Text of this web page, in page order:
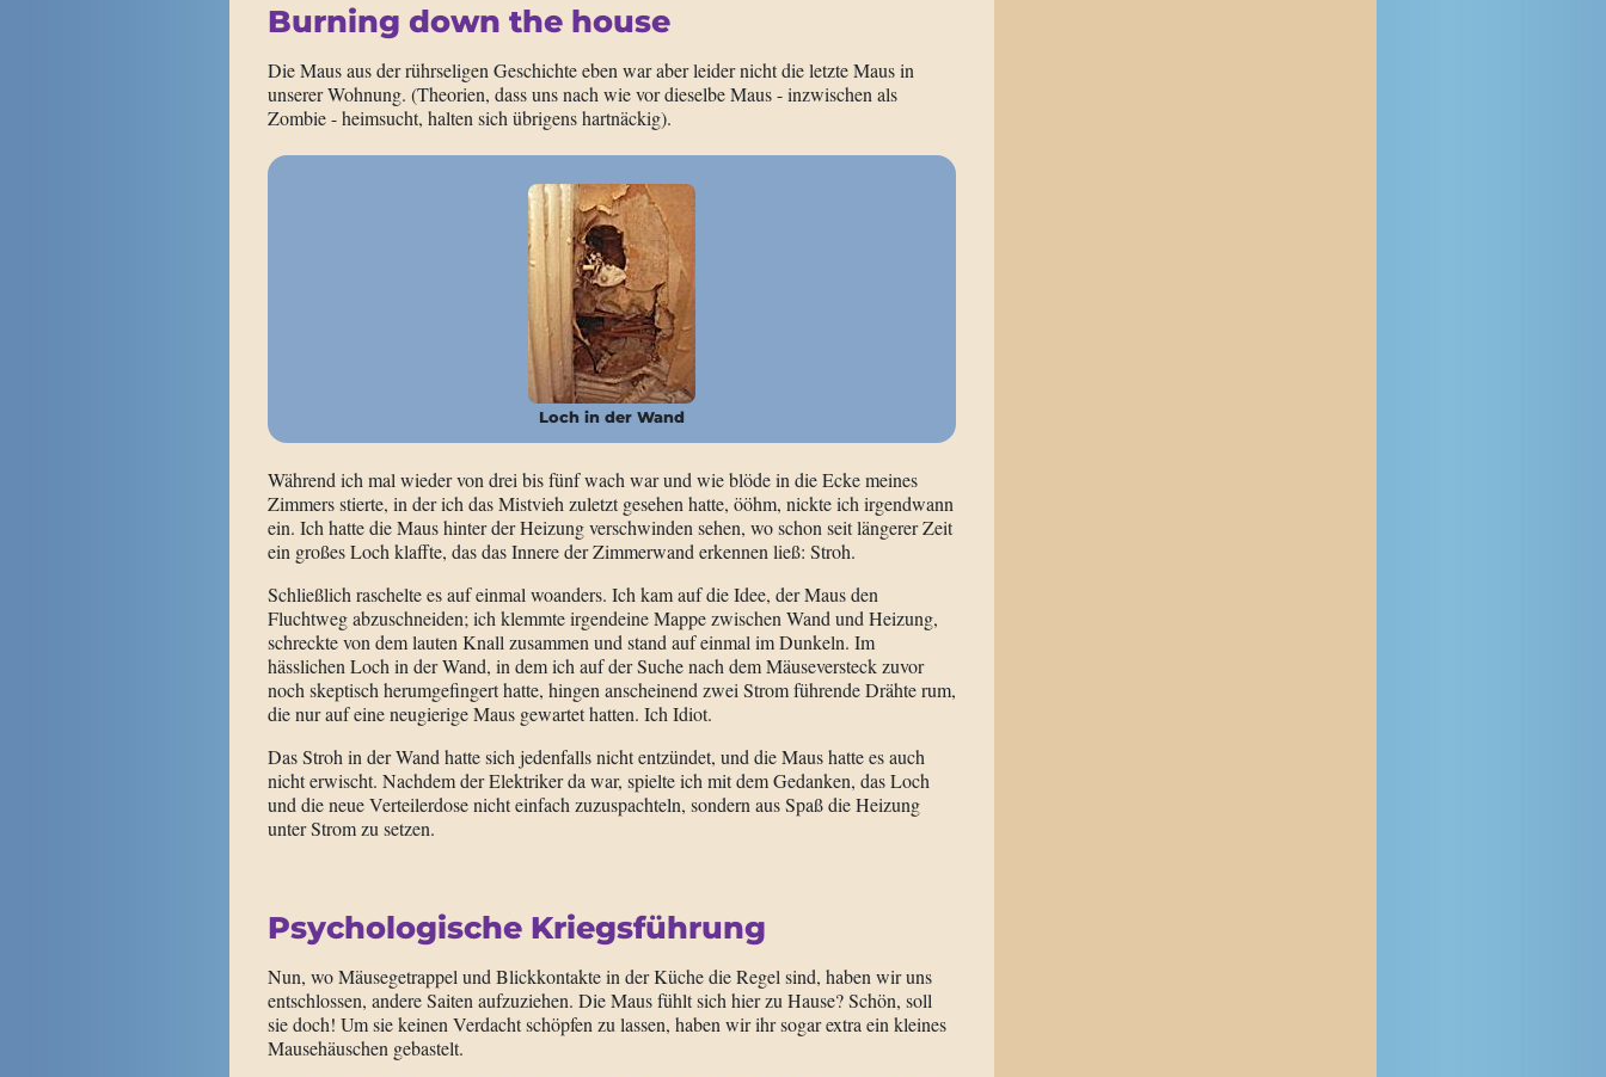
Burning down the house
Die Maus aus der rührseligen Geschichte eben war aber leider nicht die letzte Maus in
unserer Wohnung. (Theorien, dass uns nach wie vor dieselbe Maus - inzwischen als
Zombie - heimsucht, halten sich übrigens hartnäckig).
Loch in der Wand
Während ich mal wieder von drei bis fünf wach war und wie blöde in die Ecke meines
Zimmers stierte, in der ich das Mistvieh zuletzt gesehen hatte, ööhm, nickte ich irgendwann
ein. Ich hatte die Maus hinter der Heizung verschwinden sehen, wo schon seit längerer Zeit
ein großes Loch klaffte, das das Innere der Zimmerwand erkennen ließ: Stroh.
Schließlich raschelte es auf einmal woanders. Ich kam auf die Idee, der Maus den
Fluchtweg abzuschneiden; ich klemmte irgendeine Mappe zwischen Wand und Heizung,
schreckte von dem lauten Knall zusammen und stand auf einmal im Dunkeln. Im
hässlichen Loch in der Wand, in dem ich auf der Suche nach dem Mäuseversteck zuvor
noch skeptisch herumgefingert hatte, hingen anscheinend zwei Strom führende Drähte rum,
die nur auf eine neugierige Maus gewartet hatten. Ich Idiot.
Das Stroh in der Wand hatte sich jedenfalls nicht entzündet, und die Maus hatte es auch
nicht erwischt. Nachdem der Elektriker da war, spielte ich mit dem Gedanken, das Loch
und die neue Verteilerdose nicht einfach zuzuspachteln, sondern aus Spaß die Heizung
unter Strom zu setzen.
Psychologische Kriegsführung
Nun, wo Mäusegetrappel und Blickkontakte in der Küche die Regel sind, haben wir uns
entschlossen, andere Saiten aufzuziehen. Die Maus fühlt sich hier zu Hause? Schön, soll
sie doch! Um sie keinen Verdacht schöpfen zu lassen, haben wir ihr sogar extra ein kleines
Mausehäuschen gebastelt.